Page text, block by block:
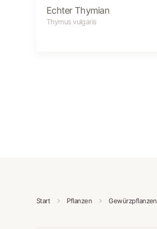
Echter Thymian
Thymus vulgaris
Start Pflanzen Gewürzpflanzen